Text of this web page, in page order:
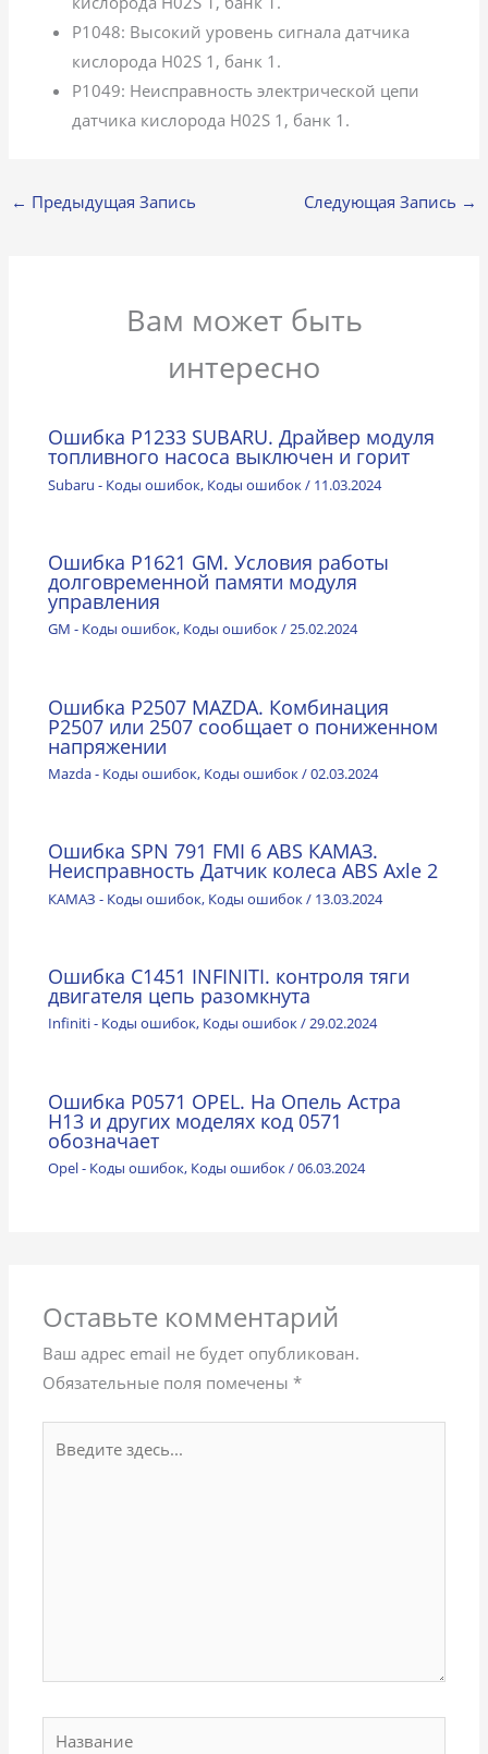
P1048: Высокий уровень сигнала датчика
кислорода H02S 1, банк 1.
P1049: Неисправность электрической цепи
датчика кислорода H02S 1, банк 1.
← Предыдущая Запись Следующая Запись →
Вам может быть
интересно
Ошибка P1233 SUBARU. Драйвер модуля
топливного насоса выключен и горит
Subaru - Коды ошибок, Коды ошибок / 11.03.2024
Ошибка P1621 GM. Условия работы
долговременной памяти модуля
управления
GM - Коды ошибок, Коды ошибок/25.02.2024
Ошибка P2507 MAZDA. Комбинация
Р2507 или 2507 сообщает о пониженном
напряжении
Mazda - Коды ошибок, Коды ошибок/02.03.2024
Ошибка SPN 791 FMI 6 ABS КАМАЗ.
Неисправность Датчик колеса ABS Axle 2
КАМАЗ - Коды ошибок, Коды ошибок/ 13.03.2024
Ошибка C1451 INFINITI. контроля тяги
двигателя цепь разомкнута
Infiniti - Коды ошибок, Коды ошибок/29.02.2024
Ошибка P0571 OPEL. На Опель Астра
Н13 и других моделях код 0571
обозначает
Opel - Коды ошибок, Коды ошибок/06.03.2024
Оставьте комментарий
Ваш адрес email не будет опубликован.
Обязательные поля помечены*
здесь...
Название